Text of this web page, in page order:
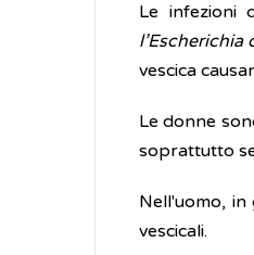
I disturbi più
difficoltà
presenza
dolore
I disturbi
dolori al
Le infezioni
l’Escherichia
vescica
Le donne
soprattutto
Nell'uomo,
vescicali.